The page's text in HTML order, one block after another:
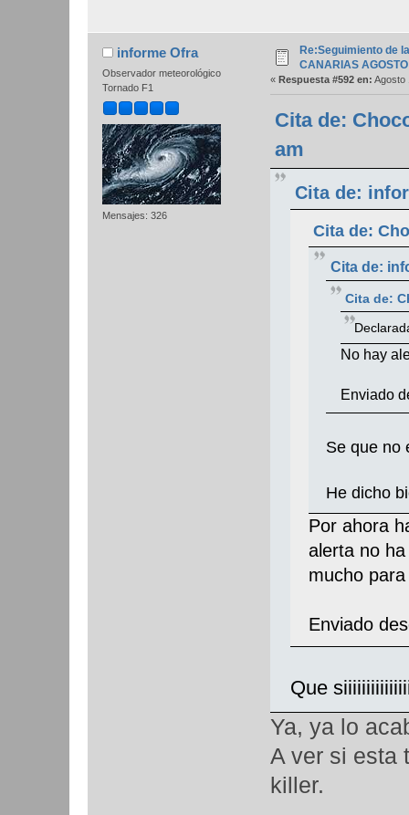
informe Ofra
Observador meteorológico
Tornado F1
Mensajes: 326
Re:Seguimiento de
CANARIAS
« Respuesta #592 en: Agosto
Cita de:
am
Cita de:
Cita de:
Cita de:
Cita de:
No hay
Enviado
Se que no
He dicho
Por ahora
alerta no
mucho
Enviado
Que
Ya, ya lo
A ver si esta
killer.